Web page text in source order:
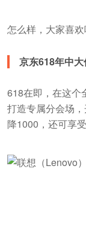
怎么样，大家喜欢
京东618年中大
618在即，在这个
打造专属分会场
降1000，还可享